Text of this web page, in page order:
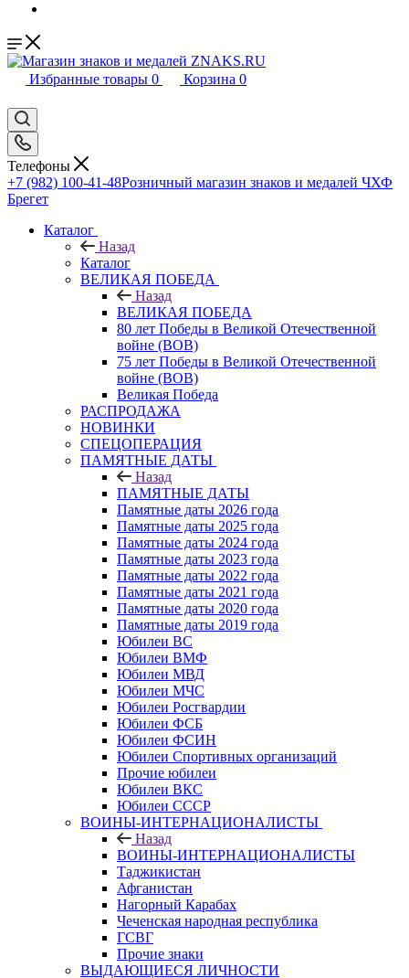
Избранные товары 0 Корзина 0
Телефоны
+7 (982) 100-41-48Розничный магазин знаков и медалей ЧХФ
Брегет
Каталог
Назад
Каталог
ВЕЛИКАЯ ПОБЕДА
Назад
ВЕЛИКАЯ ПОБЕДА
80 лет Победы в Великой Отечественной
войне (ВОВ)
75 лет Победы в Великой Отечественной
войне (ВОВ)
Великая Победа
РАСПРОДАЖА
НОВИНКИ
СПЕЦОПЕРАЦИЯ
ПАМЯТНЫЕ ДАТЫ
Назад
ПАМЯТНЫЕ ДАТЫ
Памятные даты 2026 года
Памятные даты 2025 года
Памятные даты 2024 года
Памятные даты 2023 года
Памятные даты 2022 года
Памятные даты 2021 года
Памятные даты 2020 года
Памятные даты 2019 года
Юбилеи ВС
Юбилеи ВМФ
Юбилеи МВД
Юбилеи МЧС
Юбилеи Росгвардии
Юбилеи ФСБ
Юбилеи ФСИН
Юбилеи Спортивных организаций
Прочие юбилеи
Юбилеи ВКС
Юбилеи СССР
ВОИНЫ-ИНТЕРНАЦИОНАЛИСТЫ
Назад
ВОИНЫ-ИНТЕРНАЦИОНАЛИСТЫ
Таджикистан
Афганистан
Нагорный Карабах
Чеченская народная республика
ГСВГ
Прочие знаки
ВЫДАЮЩИЕСЯ ЛИЧНОСТИ